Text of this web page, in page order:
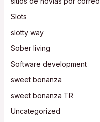
Slots
slotty way
Sober living
Software development
sweet bonanza
sweet bonanza TR
Uncategorized